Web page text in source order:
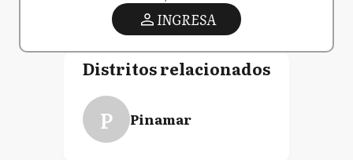
INGRESA
Distritos relacionados
P Pinamar